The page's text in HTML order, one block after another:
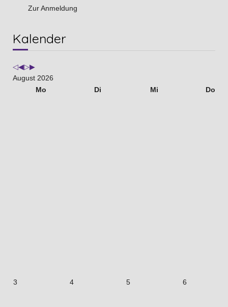
Zur Anmeldung
Kalender
Jahr
Monat
JahrMonat
August 2026
Mo
Di Mi Do
3 4 5 6